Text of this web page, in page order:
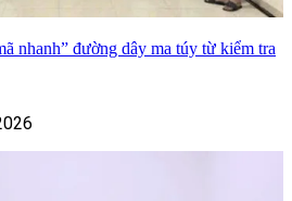
nhanh” đường dây ma túy từ kiểm tra